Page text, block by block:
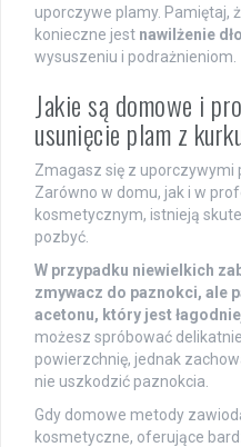
uporczywe plamy. Pamiętaj,
konieczne jest nawilżenie
wysuszeniu i podrażnieniom.
Jakie są domowe i
usunięcie plam z
Zmagasz się z uporczywymi
Zarówno w domu, jak i w
kosmetycznym, istnieją
pozbyć.
W przypadku niewielkich
zmywacz do paznokci, ale
acetonu, który jest
możesz spróbować
powierzchnię, jednak
nie uszkodzić paznokcia.
Gdy domowe metody
kosmetyczne, oferujące